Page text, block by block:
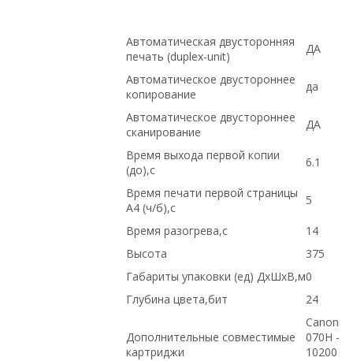
Автоматическая двусторонняя
печать (duplex-unit)
ДА
Автоматическое двустороннее
копирование
да
Автоматическое двустороннее
сканирование
ДА
Время выхода первой копии
(до),с
6.1
Время печати первой страницы
А4 (ч/б),с
5
Время разогрева,с
14
Высота
375
Габариты упаковки (ед) ДхШхВ,м0
Глубина цвета,бит
24
Дополнительные совместимые
картриджи
Canon
070H -
10200